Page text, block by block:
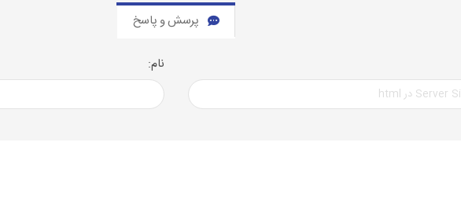
پرسش و پاسخ
نام: